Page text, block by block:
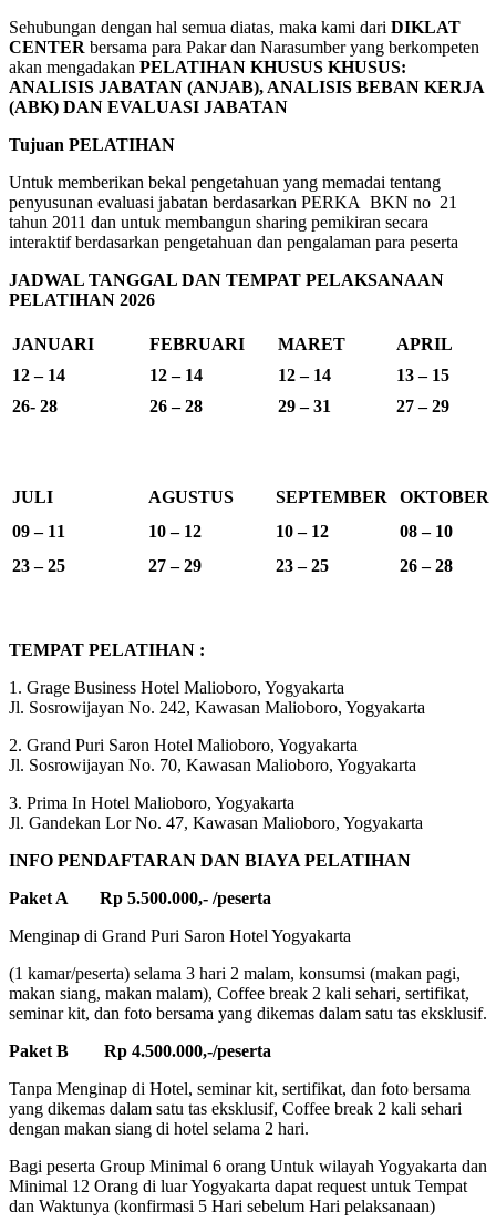
Sehubungan dengan hal semua diatas, maka kami dari DIKLAT
CENTER bersama para Pakar dan Narasumber yang berkompeten
akan mengadakan PELATIHAN KHUSUS KHUSUS:
ANALISIS JABATAN (ANJAB), ANALISIS BEBAN KERJA
(ABK) DAN EVALUASI JABATAN
Tujuan PELATIHAN
Untuk memberikan bekal pengetahuan yang memadai tentang
penyusunan evaluasi jabatan berdasarkan PERKA BKN no 21
tahun 2011 dan untuk membangun sharing pemikiran secara
interaktif berdasarkan pengetahuan dan pengalaman para peserta
JADWAL TANGGAL DAN TEMPAT PELAKSANAAN
PELATIHAN 2026
JANUARI FEBRUARI MARET
APRIL
12 – 14
12 – 14 12 – 14
13 – 15
26- 28
26 – 28 29 – 31 27 – 29
JULI AGUSTUS SEPTEMBER
OKTOBER
09 – 11
10 – 12 10 – 12
08 – 10
23 – 25
27 – 29 23 – 25 26 – 28
TEMPAT PELATIHAN :
1. Grage Business Hotel Malioboro, Yogyakarta
Jl. Sosrowijayan No. 242, Kawasan Malioboro, Yogyakarta
2. Grand Puri Saron Hotel Malioboro, Yogyakarta
Jl. Sosrowijayan No. 70, Kawasan Malioboro, Yogyakarta
3. Prima In Hotel Malioboro, Yogyakarta
Jl. Gandekan Lor No. 47, Kawasan Malioboro, Yogyakarta
INFO PENDAFTARAN DAN BIAYA PELATIHAN
Paket A Rp 5.500.000,- /peserta
Menginap di Grand Puri Saron Hotel Yogyakarta
(1 kamar/peserta) selama 3 hari 2 malam, konsumsi (makan pagi,
makan siang, makan malam), Coffee break 2 kali sehari, sertifikat,
seminar kit, dan foto bersama yang dikemas dalam satu tas eksklusif.
Paket B Rp 4.500.000,-/peserta
Tanpa Menginap di Hotel, seminar kit, sertifikat, dan foto bersama
yang dikemas dalam satu tas eksklusif, Coffee break 2 kali sehari
dengan makan siang di hotel selama 2 hari.
Bagi peserta Group Minimal 6 orang Untuk wilayah Yogyakarta dan
Minimal 12 Orang di luar Yogyakarta dapat request untuk Tempat
dan Waktunya (konfirmasi 5 Hari sebelum Hari pelaksanaan)